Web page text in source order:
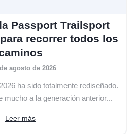
Passport Trailsport
recorrer todos los
agosto de 2026
ha sido totalmente rediseñado.
mucho a la generación anterior...
Leer más